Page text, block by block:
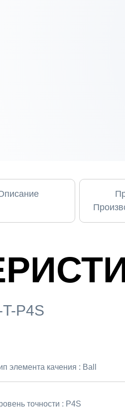
P4S
элемента качения : Ball
точности : P4S